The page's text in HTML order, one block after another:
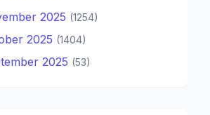
2025 (1254)
2025 (1404)
2025 (53)